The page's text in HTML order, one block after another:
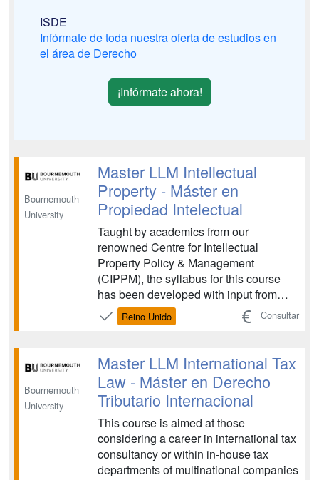
ISDE
Infórmate de toda nuestra oferta de estudios en
el área de Derecho
¡Infórmate ahora!
Bournemouth
University
Master LLM Intellectual
Property - Máster en
Propiedad Intelectual
Taught by academics from our
renowned Centre for Intellectual
Property Policy & Management
(CIPPM), the syllabus for this course
has been developed with input from
intellectual property practitioners from
some of the UK’s leading companies
Reino Unido Consultar
Bournemouth
University
Master LLM International Tax
Law - Máster en Derecho
Tributario Internacional
This course is aimed at those
considering a career in international tax
consultancy or within in-house tax
departments of multinational companies